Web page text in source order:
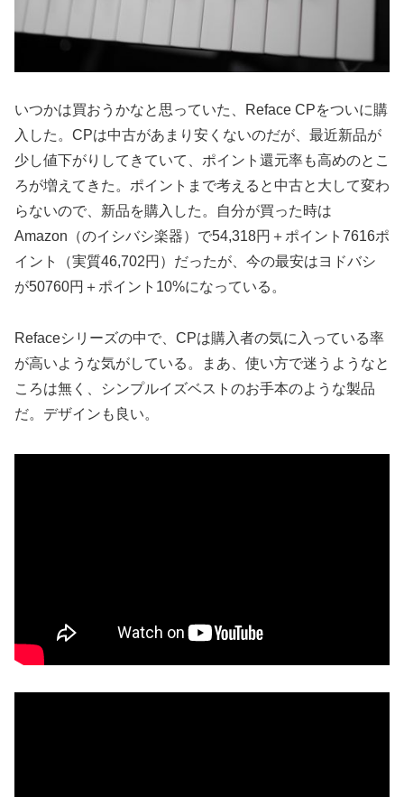
いつかは買おうかなと思っていた、Reface CPをついに購
入した。CPは中古があまり安くないのだが、最近新品が
少し値下がりしてきていて、ポイント還元率も高めのとこ
ろが増えてきた。ポイントまで考えると中古と大して変わ
らないので、新品を購入した。自分が買った時は
Amazon（のイシバシ楽器）で54,318円＋ポイント7616ポ
イント（実質46,702円）だったが、今の最安はヨドバシ
が50760円＋ポイント10%になっている。
Refaceシリーズの中で、CPは購入者の気に入っている率
が高いような気がしている。まあ、使い方で迷うようなと
ころは無く、シンプルイズベストのお手本のような製品
だ。デザインも良い。